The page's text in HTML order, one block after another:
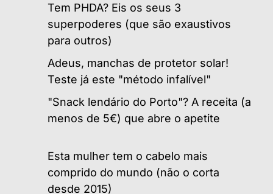
Tem PHDA? Eis os seus 3
superpoderes (que são exaustivos
para outros)
Adeus, manchas de protetor solar!
Teste já este "método infalível"
"Snack lendário do Porto"? A receita (a
menos de 5€) que abre o apetite
Esta mulher tem o cabelo mais
comprido do mundo (não o corta
desde 2015)